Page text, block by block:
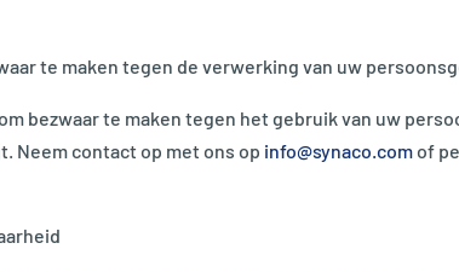
te maken tegen de verwerking van uw
bezwaar te maken tegen het gebruik van uw
Neem contact op met ons op info@synaco.com of